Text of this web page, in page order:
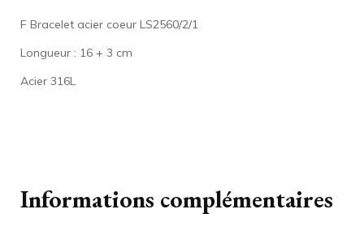
F Bracelet acier coeur LS2560/2/1
Longueur : 16 + 3 cm
Acier 316L
Informations complémentaires